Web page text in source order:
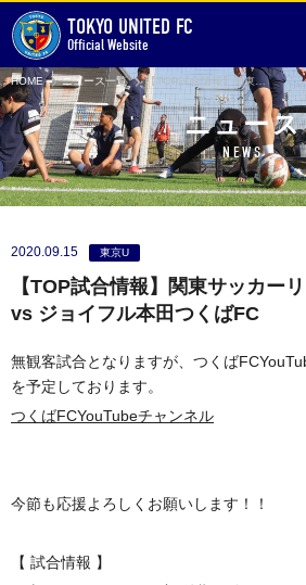
TOKYO UNITED FC
Official Website
HOME ニュース一覧
ニュース
NEWS
2020.09.15 東京U
【TOP試合情報】関東サッカー
vs ジョイフル本田つくばFC
無観客試合となりますが、つくば
を予定しております。
つくばFCYouTubeチャンネル
今節も応援よろしくお願いします！！
【 試合情報 】